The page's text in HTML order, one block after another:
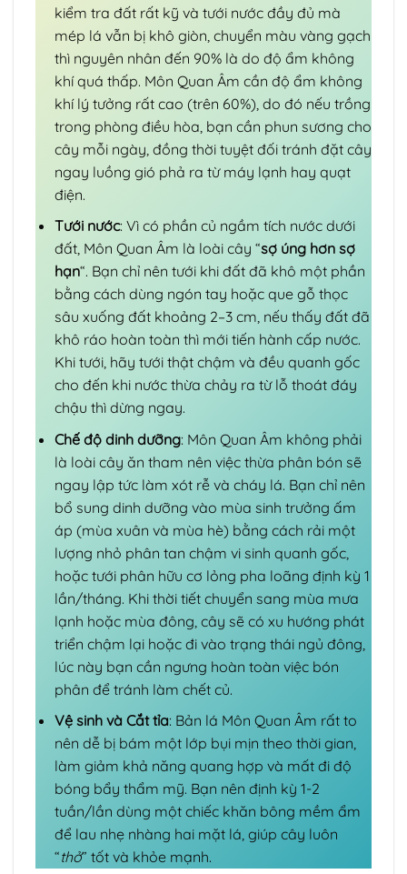
kiểm tra đất rất kỹ và tưới nước đầy đủ mà
mép lá vẫn bị khô giòn, chuyển màu vàng gạch
thì nguyên nhân đến 90% là do độ ẩm không
khí quá thấp. Môn Quan Âm cần độ ẩm không
khí lý tưởng rất cao (trên 60%), do đó nếu trồng
trong phòng điều hòa, bạn cần phun sương cho
cây mỗi ngày, đồng thời tuyệt đối tránh đặt cây
ngay luồng gió phả ra từ máy lạnh hay quạt
điện.
Tưới nước: Vì có phần củ ngầm tích nước dưới
đất, Môn Quan Âm là loài cây “sợ úng hơn sợ
hạn“. Bạn chỉ nên tưới khi đất đã khô một phần
bằng cách dùng ngón tay hoặc que gỗ thọc
sâu xuống đất khoảng 2–3 cm, nếu thấy đất đã
khô ráo hoàn toàn thì mới tiến hành cấp nước.
Khi tưới, hãy tưới thật chậm và đều quanh gốc
cho đến khi nước thừa chảy ra từ lỗ thoát đáy
chậu thì dừng ngay.
Chế độ dinh dưỡng: Môn Quan Âm không phải
là loài cây ăn tham nên việc thừa phân bón sẽ
ngay lập tức làm xót rễ và cháy lá. Bạn chỉ nên
bổ sung dinh dưỡng vào mùa sinh trưởng ấm
áp (mùa xuân và mùa hè) bằng cách rải một
lượng nhỏ phân tan chậm vi sinh quanh gốc,
hoặc tưới phân hữu cơ lỏng pha loãng định kỳ 1
lần/tháng. Khi thời tiết chuyển sang mùa mưa
lạnh hoặc mùa đông, cây sẽ có xu hướng phát
triển chậm lại hoặc đi vào trạng thái ngủ đông,
lúc này bạn cần ngưng hoàn toàn việc bón
phân để tránh làm chết củ.
Vệ sinh và Cắt tỉa: Bản lá Môn Quan Âm rất to
nên dễ bị bám một lớp bụi mịn theo thời gian,
làm giảm khả năng quang hợp và mất đi độ
bóng bẩy thẩm mỹ. Bạn nên định kỳ 1-2
tuần/lần dùng một chiếc khăn bông mềm ẩm
để lau nhẹ nhàng hai mặt lá, giúp cây luôn
“thở” tốt và khỏe mạnh.